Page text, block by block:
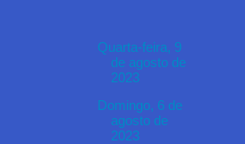
Quarta-feira, 9
de agosto de
2023
Domingo, 6 de
agosto de
2023